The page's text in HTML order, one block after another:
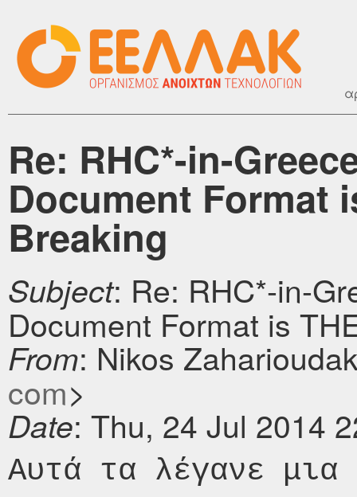
Re: RHC*-in-
Document Format
Breaking
Subject: Re: RHC*-in-
Document Format is
From: Nikos
com>
Date: Thu, 24 Jul 2014
Αυτά τα λέγανε μια